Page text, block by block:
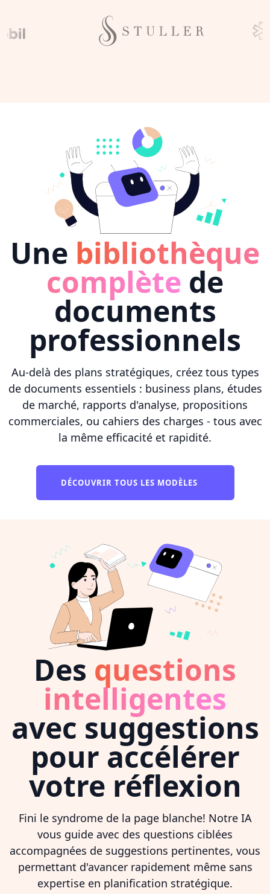
Une bibliothèque
complète de
documents
professionnels
Au-delà des plans stratégiques, créez tous types
de documents essentiels : business plans, études
de marché, rapports d'analyse, propositions
commerciales, ou cahiers des charges - tous avec
la même efficacité et rapidité.
DÉCOUVRIR TOUS LES MODÈLES
Des questions
intelligentes
avec suggestions
pour accélérer
votre réflexion
Fini le syndrome de la page blanche! Notre IA
vous guide avec des questions ciblées
accompagnées de suggestions pertinentes, vous
permettant d'avancer rapidement même sans
expertise en planification stratégique.